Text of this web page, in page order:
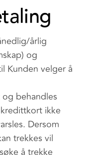
årlig
og
Kunden velger å
behandles
ikke
Dersom
trekkes vil
å trekke